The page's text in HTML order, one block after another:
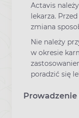
Actavis
lekarza.
zmiana
Nie należy
w okresie
poradzić się